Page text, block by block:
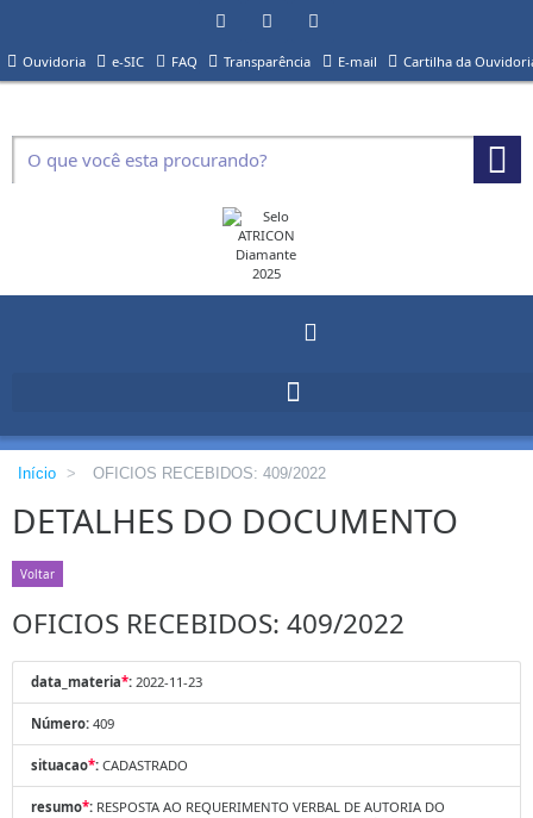
Ouvidoria e-SIC FAQ Transparência E-mail Cartilha da
Início > OFICIOS RECEBIDOS: 409/2022
DETALHES DO DOCUMENTO
Voltar
OFICIOS RECEBIDOS: 409/2022
data_materia*: 2022-11-23
Número: 409
situacao*: CADASTRADO
resumo*: RESPOSTA AO REQUERIMENTO VERBAL DE AUTORIA DO